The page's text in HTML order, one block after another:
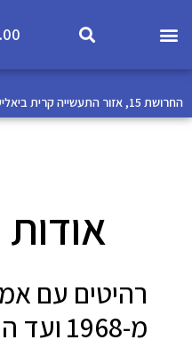
החרושת 15, אזור התעשייה קרית ביאליק
רהיטים עם
מ-1968 ועד היום.